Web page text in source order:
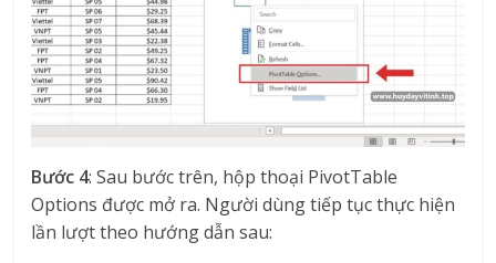
Bước 4: Sau bước trên, hộp thoại PivotTable
Options được mở ra. Người dùng tiếp tục thực hiện
lần lượt theo hướng dẫn sau: